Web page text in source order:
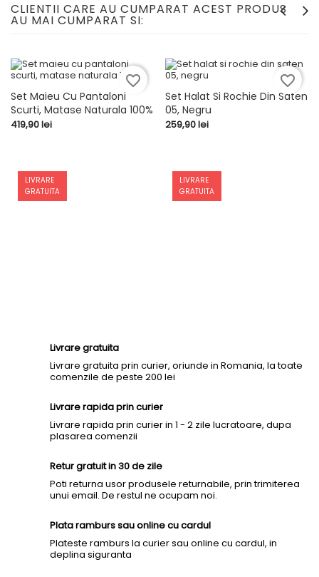
CLIENTII CARE AU CUMPARAT ACEST PRODUS
AU MAI CUMPARAT SI:
Set Maieu Cu Pantaloni
Scurti, Matase Naturala 100%
Pret
419,90 lei
LIVRARE
GRATUITA
favorite_border
Set Halat Si Rochie Din Saten
05, Negru
Pret
259,90 lei
LIVRARE
GRATUITA
favorite_border
Livrare gratuita
Livrare gratuita prin curier, oriunde in Romania, la toate
comenzile de peste 200 lei
Livrare rapida prin curier
Livrare rapida prin curier in 1 - 2 zile lucratoare, dupa
plasarea comenzii
Retur gratuit in 30 de zile
Poti returna usor produsele returnabile, prin trimiterea
unui email. De restul ne ocupam noi.
Plata ramburs sau online cu cardul
Plateste ramburs la curier sau online cu cardul, in
deplina siguranta